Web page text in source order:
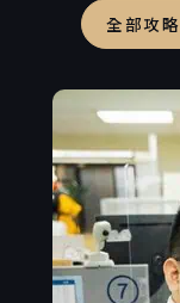
全部攻略